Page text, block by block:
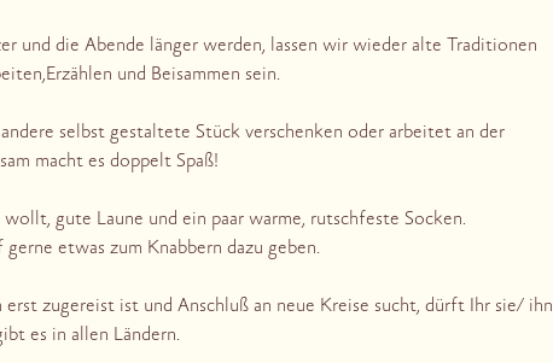
und die Abende länger werden, lassen wir wieder alte Traditionen
und Beisammen sein.
selbst gestaltete Stück verschenken oder arbeitet an der
m macht es doppelt Spaß!
gute Laune und ein paar warme, rutschfeste Socken.
etwas zum Knabbern dazu geben.
zugereist ist und Anschluß an neue Kreise sucht, dürft Ihr sie/ ihn
es in allen Ländern.